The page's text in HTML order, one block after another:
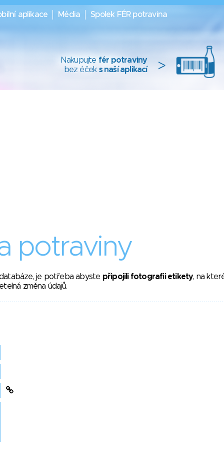
aplikace Média Spolek FÉR potravina
Nakupujte fér potraviny
bez éček s naší aplikací >
potraviny
je potřeba abyste připojili fotografii etikety, na
změna údajů.